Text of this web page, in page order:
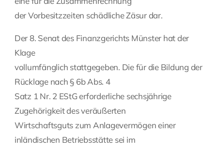
der Vorbesitzzeiten schädliche Zäsur dar.
Der 8. Senat des Finanzgerichts Münster hat der
Klage
vollumfänglich stattgegeben. Die für die Bildung der
Rücklage nach § 6b Abs. 4
Satz 1 Nr. 2 EStG erforderliche sechsjährige
Zugehörigkeit des veräußerten
Wirtschaftsguts zum Anlagevermögen einer
inländischen Betriebsstätte sei im